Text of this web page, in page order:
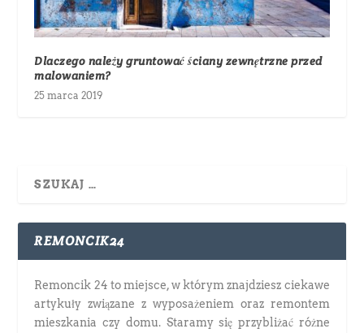
Dlaczego należy gruntować ściany zewnętrzne przed
malowaniem?
25 marca 2019
REMONCIK24
Remoncik 24 to miejsce, w którym znajdziesz ciekawe
artykuły związane z wyposażeniem oraz remontem
mieszkania czy domu. Staramy się przybliżać różne